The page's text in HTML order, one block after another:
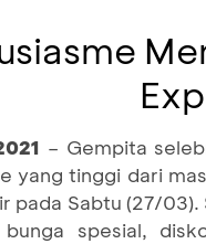
– Gempita
yang tinggi dari
pada Sabtu (27/03).
spesial,